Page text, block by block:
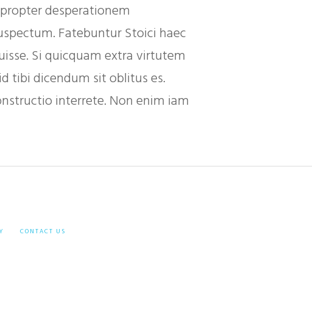
desperationem
Fatebuntur Stoici haec
Si quicquam extra virtutem
tibi dicendum sit oblitus es.
interrete. Non enim iam
CONTACT US